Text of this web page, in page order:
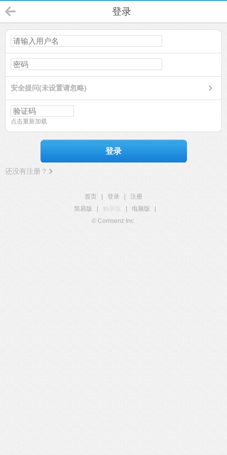
登录
安全提问(未设置请忽略)
点击重新加载
登录
还没有注册？
首页 登录
注册
简易版
触屏版 电脑版
© Comsenz Inc.